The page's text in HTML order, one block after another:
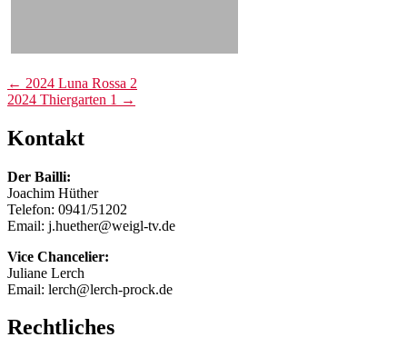
Post
navigation
← 2024 Luna Rossa 2
2024 Thiergarten 1 →
Kontakt
Der Bailli:
Joachim Hüther
Telefon: 0941/51202
Email: j.huether@weigl-tv.de
Vice Chancelier:
Juliane Lerch
Email: lerch@lerch-prock.de
Rechtliches